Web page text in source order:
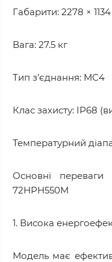
Габарити: 2278 ×
Вага: 27.5 кг
Тип з’єднання: MC4
Клас захисту: IP68
Температурний
Основні переваги
72HPH550M
1. Висока
Модель має